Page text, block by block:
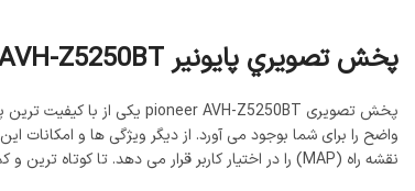
پخش تصويري پايونير AVH-Z5250BT
واضح را برای شما بوجود می آورد. از دیگر ویژگی ها و امکانات این
نقشه راه (MAP) را در اختیار کاربر قرار می دهد. تا کوتاه ترین و کم ترافیک ترین و دیگر امکانات را بر روی صفحه نمایش دهد.